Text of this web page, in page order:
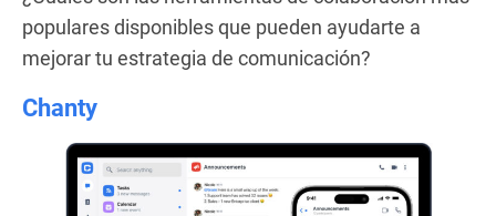
populares disponibles que pueden ayudarte a
mejorar tu estrategia de comunicación?
Chanty